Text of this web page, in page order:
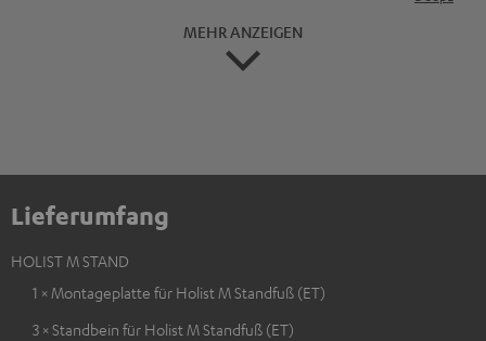
MEHR ANZEIGEN
Lieferumfang
HOLIST M STAND
1 × Montageplatte für Holist M Standfuß (ET)
3 × Standbein für Holist M Standfuß (ET)